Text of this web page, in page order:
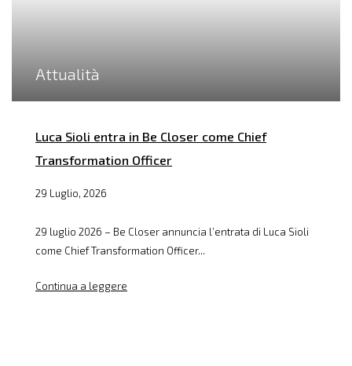
Attualità
Luca Sioli entra in Be Closer come Chief
Transformation Officer
29 Luglio, 2026
29 luglio 2026 – Be Closer annuncia l’entrata di Luca Sioli
come Chief Transformation Officer...
Continua a leggere